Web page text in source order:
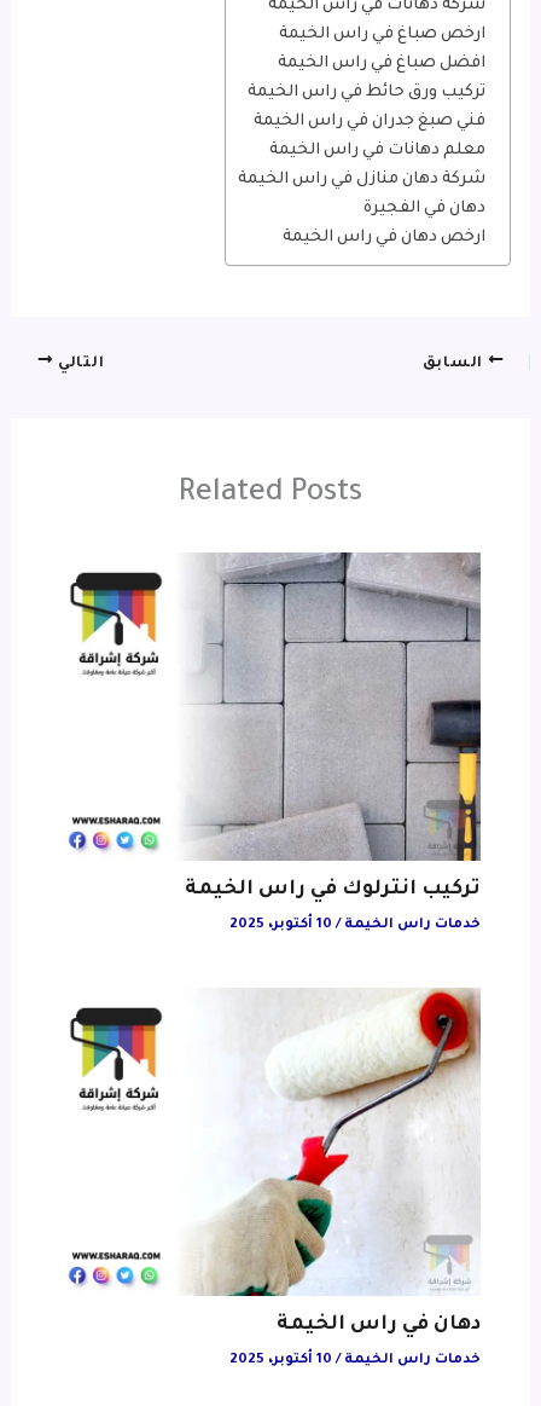
شركة دهانات في راس الخيمة
ارخص صباغ في راس الخيمة
افضل صباغ في راس الخيمة
تركيب ورق حائط في راس الخيمة
فني صبغ جدران في راس الخيمة
معلم دهانات في راس الخيمة
شركة دهان منازل في راس الخيمة
دهان في الفجيرة
ارخص دهان في راس الخيمة
السابق التالي
Related Posts
تركيب انترلوك في راس الخيمة
خدمات راس الخيمة / 10 أكتوبر، 2025
دهان في راس الخيمة
خدمات راس الخيمة / 10 أكتوبر، 2025